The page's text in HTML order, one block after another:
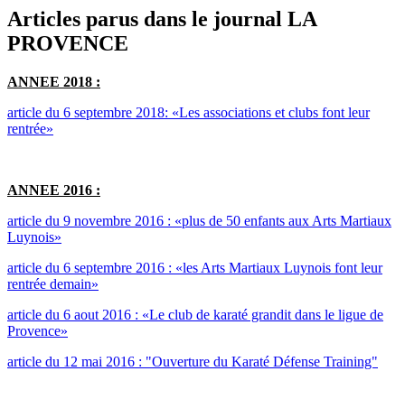
Articles parus dans le journal LA
PROVENCE
ANNEE 2018 :
article du 6 septembre 2018: «Les associations et clubs font leur
rentrée»
ANNEE 2016 :
article du 9 novembre 2016 : «plus de 50 enfants aux Arts Martiaux
Luynois»
article du 6 septembre 2016 : «les Arts Martiaux Luynois font leur
rentrée demain»
article du 6 aout 2016 : «Le club de karaté grandit dans le ligue de
Provence»
article du 12 mai 2016 : "Ouverture du Karaté Défense Training"